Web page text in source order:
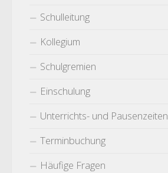
Schulleitung
Kollegium
Schulgremien
Einschulung
Unterrichts- und Pausenzeiten
Terminbuchung
Häufige Fragen